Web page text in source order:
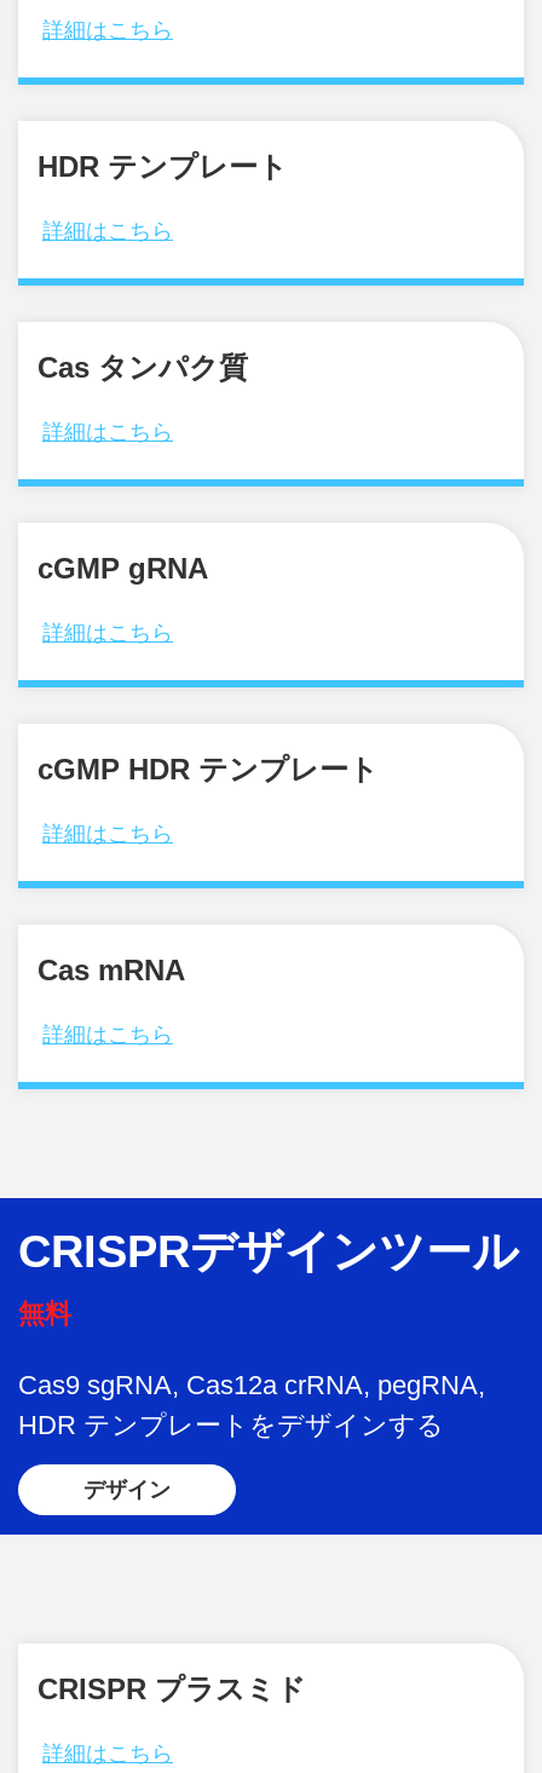
詳細はこちら
HDR テンプレート
詳細はこちら
Cas タンパク質
詳細はこちら
cGMP gRNA
詳細はこちら
cGMP HDR テンプレート
詳細はこちら
Cas mRNA
詳細はこちら
CRISPRデザインツール
無料
Cas9 sgRNA, Cas12a crRNA, pegRNA,
HDR テンプレートをデザインする
デザイン
CRISPR プラスミド
詳細はこちら